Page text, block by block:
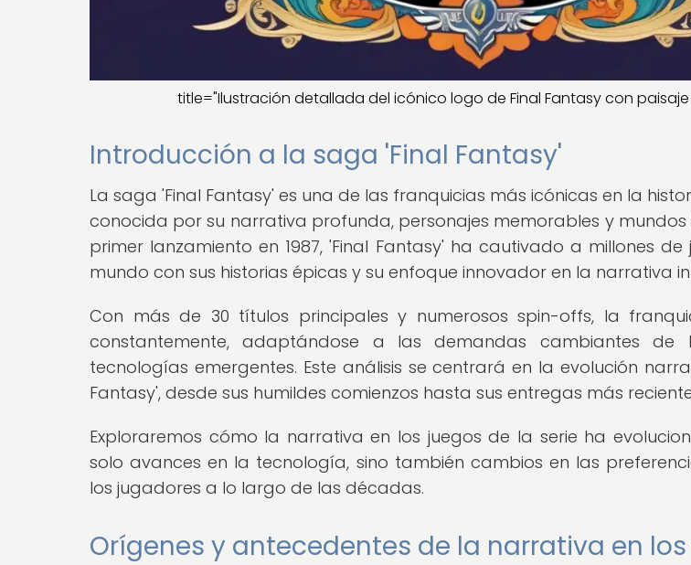
title="Ilustración detallada del icónico logo de Final Fantasy con
Introducción a la saga 'Final Fantasy'
La saga 'Final Fantasy' es una de las franquicias más icónicas en la
conocida por su narrativa profunda, personajes memorables y mundos
primer lanzamiento en 1987, 'Final Fantasy' ha cautivado a millones
mundo con sus historias épicas y su enfoque innovador en la narrativa
Con más de 30 títulos principales y numerosos spin-offs, la
constantemente, adaptándose a las demandas cambiantes de
tecnologías emergentes. Este análisis se centrará en la evolución
Fantasy', desde sus humildes comienzos hasta sus entregas más
Exploraremos cómo la narrativa en los juegos de la serie ha
solo avances en la tecnología, sino también cambios en las
los jugadores a lo largo de las décadas.
Orígenes y antecedentes de la narrativa en